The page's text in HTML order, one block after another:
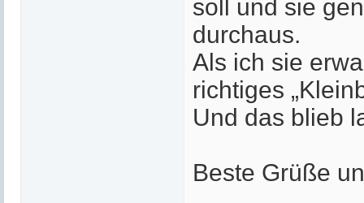
soll und sie
durchaus.
Als ich sie
richtiges
Und das blieb
Beste Grüße